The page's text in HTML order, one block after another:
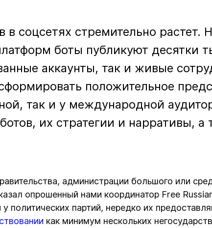
в соцсетях стремительно
боты публикуют десятки
аккаунты, так и живые
положительное
так и у международной
их стратегии и нарративы, а
администрации большого или
опрошенный нами координатор Free
политических партий, нередко их
как минимум нескольких